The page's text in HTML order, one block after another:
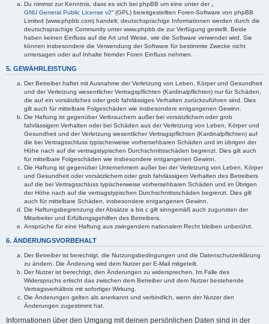
Du nimmst zur Kenntnis, dass es sich bei phpBB um eine unter der „
GNU General Public License v2“ (GPL) bereitgestellten Foren-Software von phpBB
Limited (www.phpbb.com) handelt; deutschsprachige Informationen werden durch die
deutschsprachige Community unter www.phpbb.de zur Verfügung gestellt. Beide
haben keinen Einfluss auf die Art und Weise, wie die Software verwendet wird. Sie
können insbesondere die Verwendung der Software für bestimmte Zwecke nicht
untersagen oder auf Inhalte fremder Foren Einfluss nehmen.
5. GEWÄHRLEISTUNG
Der Betreiber haftet mit Ausnahme der Verletzung von Leben, Körper und Gesundheit
und der Verletzung wesentlicher Vertragspflichten (Kardinalpflichten) nur für Schäden,
die auf ein vorsätzliches oder grob fahrlässiges Verhalten zurückzuführen sind. Dies
gilt auch für mittelbare Folgeschäden wie insbesondere entgangenen Gewinn.
Die Haftung ist gegenüber Verbrauchern außer bei vorsätzlichem oder grob
fahrlässigem Verhalten oder bei Schäden aus der Verletzung von Leben, Körper und
Gesundheit und der Verletzung wesentlicher Vertragspflichten (Kardinalpflichten) auf
die bei Vertragsschluss typischerweise vorhersehbaren Schäden und im übrigen der
Höhe nach auf die vertragstypischen Durchschnittsschäden begrenzt. Dies gilt auch
für mittelbare Folgeschäden wie insbesondere entgangenen Gewinn.
Die Haftung ist gegenüber Unternehmern außer bei der Verletzung von Leben, Körper
und Gesundheit oder vorsätzlichem oder grob fahrlässigem Verhalten des Betreibers
auf die bei Vertragsschluss typischerweise vorhersehbaren Schäden und im Übrigen
der Höhe nach auf die vertragstypischen Durchschnittsschäden begrenzt. Dies gilt
auch für mittelbare Schäden, insbesondere entgangenen Gewinn.
Die Haftungsbegrenzung der Absätze a bis c gilt sinngemäß auch zugunsten der
Mitarbeiter und Erfüllungsgehilfen des Betreibers.
Ansprüche für eine Haftung aus zwingendem nationalem Recht bleiben unberührt.
6. ÄNDERUNGSVORBEHALT
Der Betreiber ist berechtigt, die Nutzungsbedingungen und die Datenschutzerklärung
zu ändern. Die Änderung wird dem Nutzer per E-Mail mitgeteilt.
Der Nutzer ist berechtigt, den Änderungen zu widersprechen. Im Falle des
Widerspruchs erlischt das zwischen dem Betreiber und dem Nutzer bestehende
Vertragsverhältnis mit sofortiger Wirkung.
Die Änderungen gelten als anerkannt und verbindlich, wenn der Nutzer den
Änderungen zugestimmt hat.
Informationen über den Umgang mit deinen persönlichen Daten sind in der